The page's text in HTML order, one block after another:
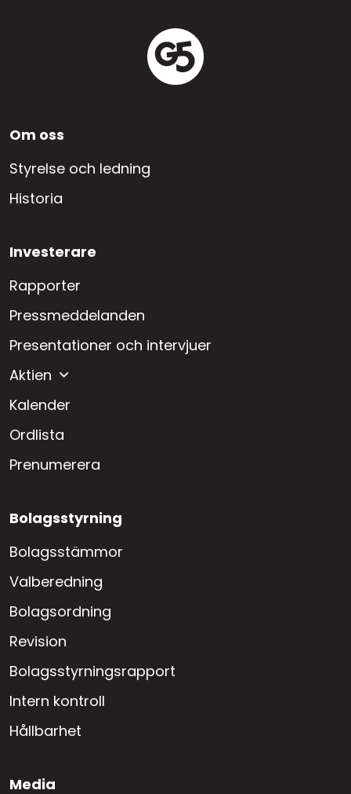
Footer
SV
Om oss
Styrelse och ledning
Historia
Investerare
Rapporter
Pressmeddelanden
Presentationer och intervjuer
Aktien
Kalender
Ordlista
Prenumerera
Bolagsstyrning
Bolagsstämmor
Valberedning
Bolagsordning
Revision
Bolagsstyrningsrapport
Intern kontroll
Hållbarhet
Media